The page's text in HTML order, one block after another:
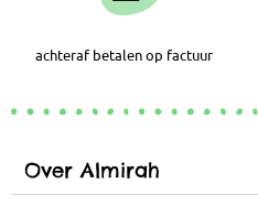
achteraf betalen op factuur
Over Almirah